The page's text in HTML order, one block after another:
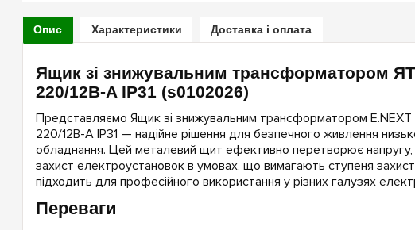
Опис Характеристики Доставка і оплата
Ящик зі знижувальним трансформатором
220/12В-A IP31 (s0102026)
Представляємо Ящик зі знижувальним трансформатором
220/12В-A IP31 — надійне рішення для безпечного живлення
обладнання. Цей металевий щит ефективно перетворює
захист електроустановок в умовах, що вимагають ступеня
підходить для професійного використання у різних галузях
Переваги